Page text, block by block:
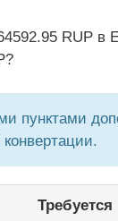
RUP в
пунктами
Требуется